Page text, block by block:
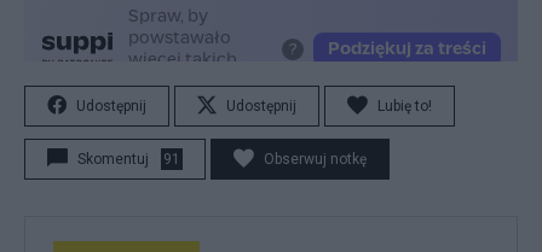
Udostępnij Udostępnij Lubię to!
Skomentuj 91 Obserwuj notkę